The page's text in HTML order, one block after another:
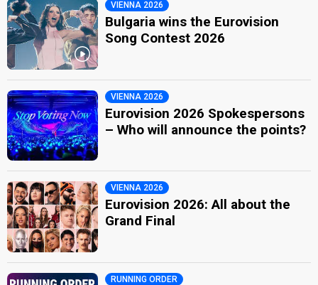
VIENNA 2026
Bulgaria wins the Eurovision
Song Contest 2026
VIENNA 2026
Eurovision 2026 Spokespersons
– Who will announce the points?
VIENNA 2026
Eurovision 2026: All about the
Grand Final
RUNNING ORDER